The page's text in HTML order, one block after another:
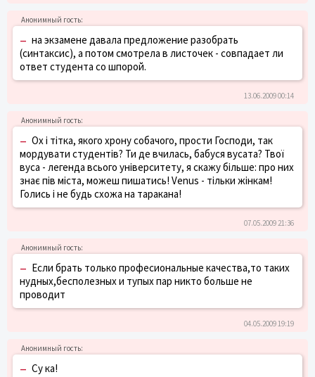
– на экзамене давала предложение разобрать
(синтаксис), а потом смотрела в листочек - совпадает ли
ответ студента со шпорой.
13.06.2009 00:14
– Ох і тітка, якого хрону собачого, прости Господи, так
мордувати студентів? Ти де вчилась, бабуся вусата? Твої
вуса - легенда всього університету, я скажу більше: про них
знає пів міста, можеш пишатись! Venus - тільки жінкам!
Голись і не будь схожа на таракана!
07.05.2009 21:36
– Если брать только професиональные качества,то таких
нудных,бесполезных и тупых пар никто больше не
проводит
04.05.2009 19:19
– Су ка!